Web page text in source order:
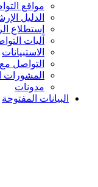
مواقع
الدليل
إستطلاع
آليات
الاستبيانات
التواصل مع
المشورات
مدونات
البيانات المفتوحة